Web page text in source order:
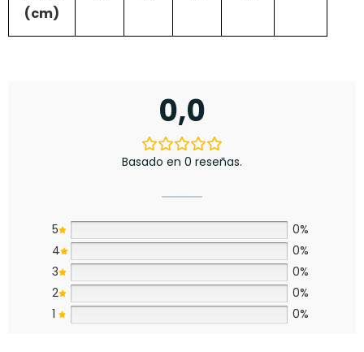
(cm)
0,0
Basado en 0 reseñas.
5
0%
4
0%
3
0%
2
0%
1
0%